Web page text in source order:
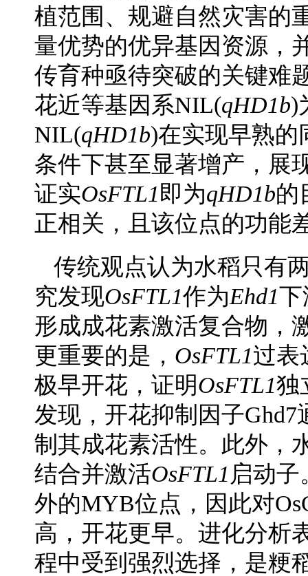
植范围、规避自然灾害的
量优势的优异基因资源，
传育种亟待突破的关键难
花近等基因系NIL(qHD1b)
NIL(qHD1b)在实现早熟的
条件下甚至显著增产，展
证实OsFTL1即为qHD1b的
正相关，且该位点的功能
传统观点认为水稻只有
究发现OsFTL1作为Ehd1下
形成成花素激活复合物，
更重要的是， OsFTL1过表
极早开花，证明OsFTL1独
发现，开花抑制因子Ghd7
制其成花素活性。此外，
结合并激活OsFTL1 启动
外的MYB位点，因此对
高，开花更早。进化分析
程中受到强烈选择，是粳